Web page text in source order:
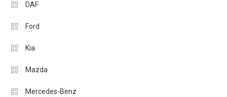
DAF
Ford
Kia
Mazda
Mercedes-Benz